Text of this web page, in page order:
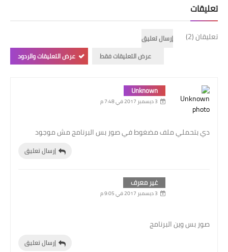
تعليقات
تعليقان (2)
إرسال تعليق
عرض التعليقات فقط
عرض التعليقات والردود
Unknown
3 ديسمبر 2017 في 7:48 م
دي بتحملي ملف مضغوط في صور بس البرنامج مش موجود
إرسال تعليق
غير معرف
3 ديسمبر 2017 في 9:05 م
صور بس وين البرنامج
إرسال تعليق